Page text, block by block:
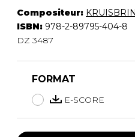
Compositeur:
ISBN: 978-2-89795-404-8
DZ 3487
FORMAT
E-SCORE